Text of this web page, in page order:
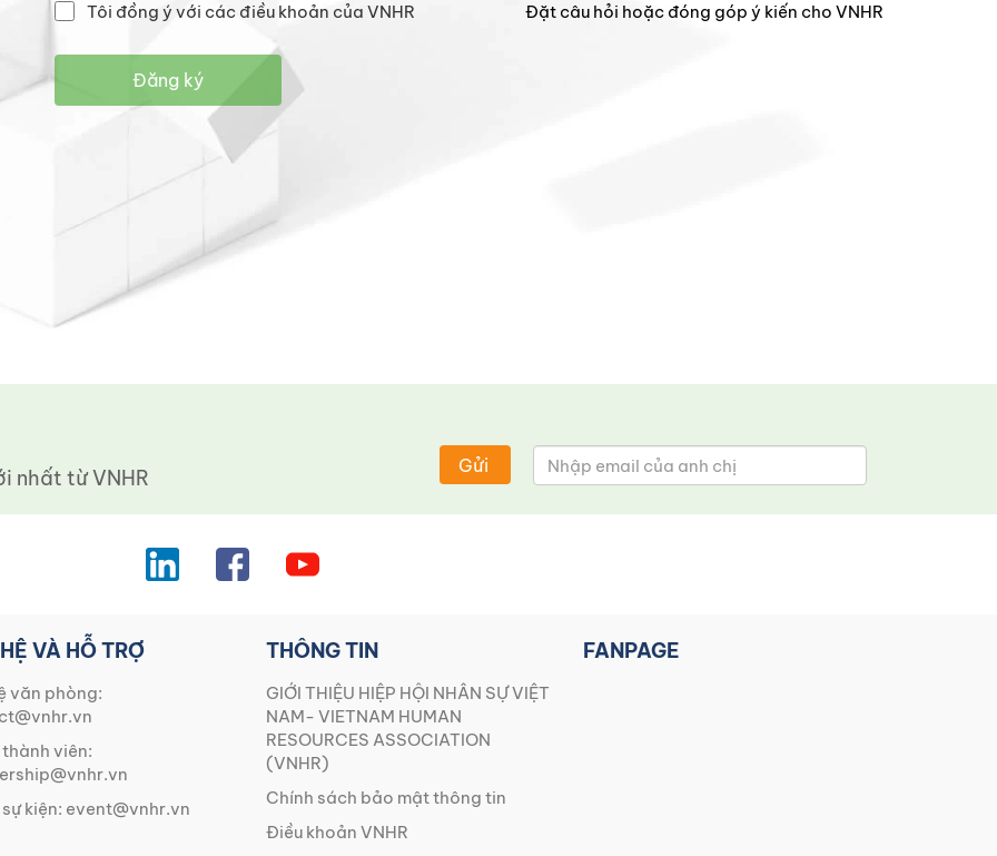
Tôi đồng ý với các điều khoản của VNHR Đặt câu hỏi hoặc đóng góp ý kiến cho VNHR
Đăng ký
nhất từ ​​VNHR Gửi
VÀ HỖ TRỢ
văn phòng:
viên:
kiện: event@vnhr.vn
THÔNG TIN
GIỚI THIỆU HIỆP HỘI NHÂN SỰ VIỆT
NAM- VIETNAM HUMAN
RESOURCES ASSOCIATION
(VNHR)
Chính sách bảo mật thông tin
Điều khoản VNHR
FANPAGE